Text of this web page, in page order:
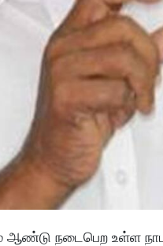
ஆண்டு நடைபெற உள்ள